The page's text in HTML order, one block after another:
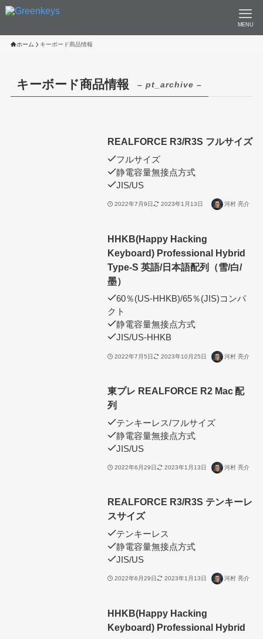
MENU
ホーム キーボード商品情報
キーボード商品情報 – pt_archive –
REALFORCE R3/R3S フルサイズ
フルサイズ
静電容量無接点方式
JIS/US
2022年7月9日 2023年1月13日 河村 亮介
HHKB(Happy Hacking
Keyboard) Professional Hybrid
Type-S 英語/日本語配列（雪/白/
墨）
60％(US-HHKB)/65％(JIS)コンパ
クト
静電容量無接点方式
JIS/US-HHKB
2022年7月5日 2023年10月25日 河村 亮介
東プレ REALFORCE R2 Mac 配
列
テンキーレス/フルサイズ
静電容量無接点方式
JIS/US
2022年6月29日 2023年1月13日 河村 亮介
REALFORCE R3/R3S テンキーレ
スサイズ
テンキーレス
静電容量無接点方式
JIS/US
2022年6月29日 2023年1月13日 河村 亮介
HHKB(Happy Hacking
Keyboard) Professional Hybrid